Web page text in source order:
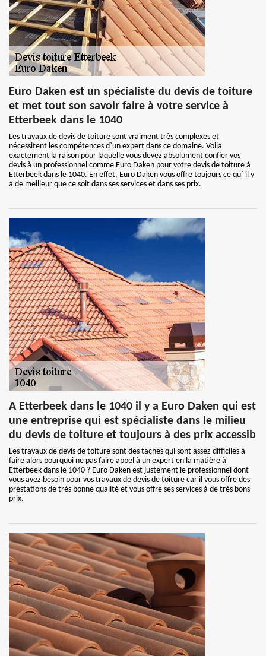
Euro Daken est un spécialiste du devis de toiture
et met tout son savoir faire à votre service à
Etterbeek dans le 1040
Les travaux de devis de toiture sont vraiment très complexes et
nécessitent les compétences d`un expert dans ce domaine. Voila
exactement la raison pour laquelle vous devez absolument confier vos
devis à un professionnel comme Euro Daken pour votre devis de toiture à
Etterbeek dans le 1040. En effet, Euro Daken vous offre toujours ce qu` il y
a de meilleur que ce soit dans ses services et dans ses prix.
A Etterbeek dans le 1040 il y a Euro Daken qui est
une entreprise qui est spécialiste dans le milieu
du devis de toiture et toujours à des prix accessib
Les travaux de devis de toiture sont des taches qui sont assez difficiles à
faire alors pourquoi ne pas faire appel à un expert en la matière à
Etterbeek dans le 1040 ? Euro Daken est justement le professionnel dont
vous avez besoin pour vos travaux de devis de toiture car il vous offre des
prestations de très bonne qualité et vous offre ses services à de très bons
prix.